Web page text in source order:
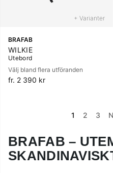
+ Varianter
BRAFAB
WILKIE
Utebord
Välj bland flera utföranden
fr. 2 390 kr
1 2 3
BRAFAB –